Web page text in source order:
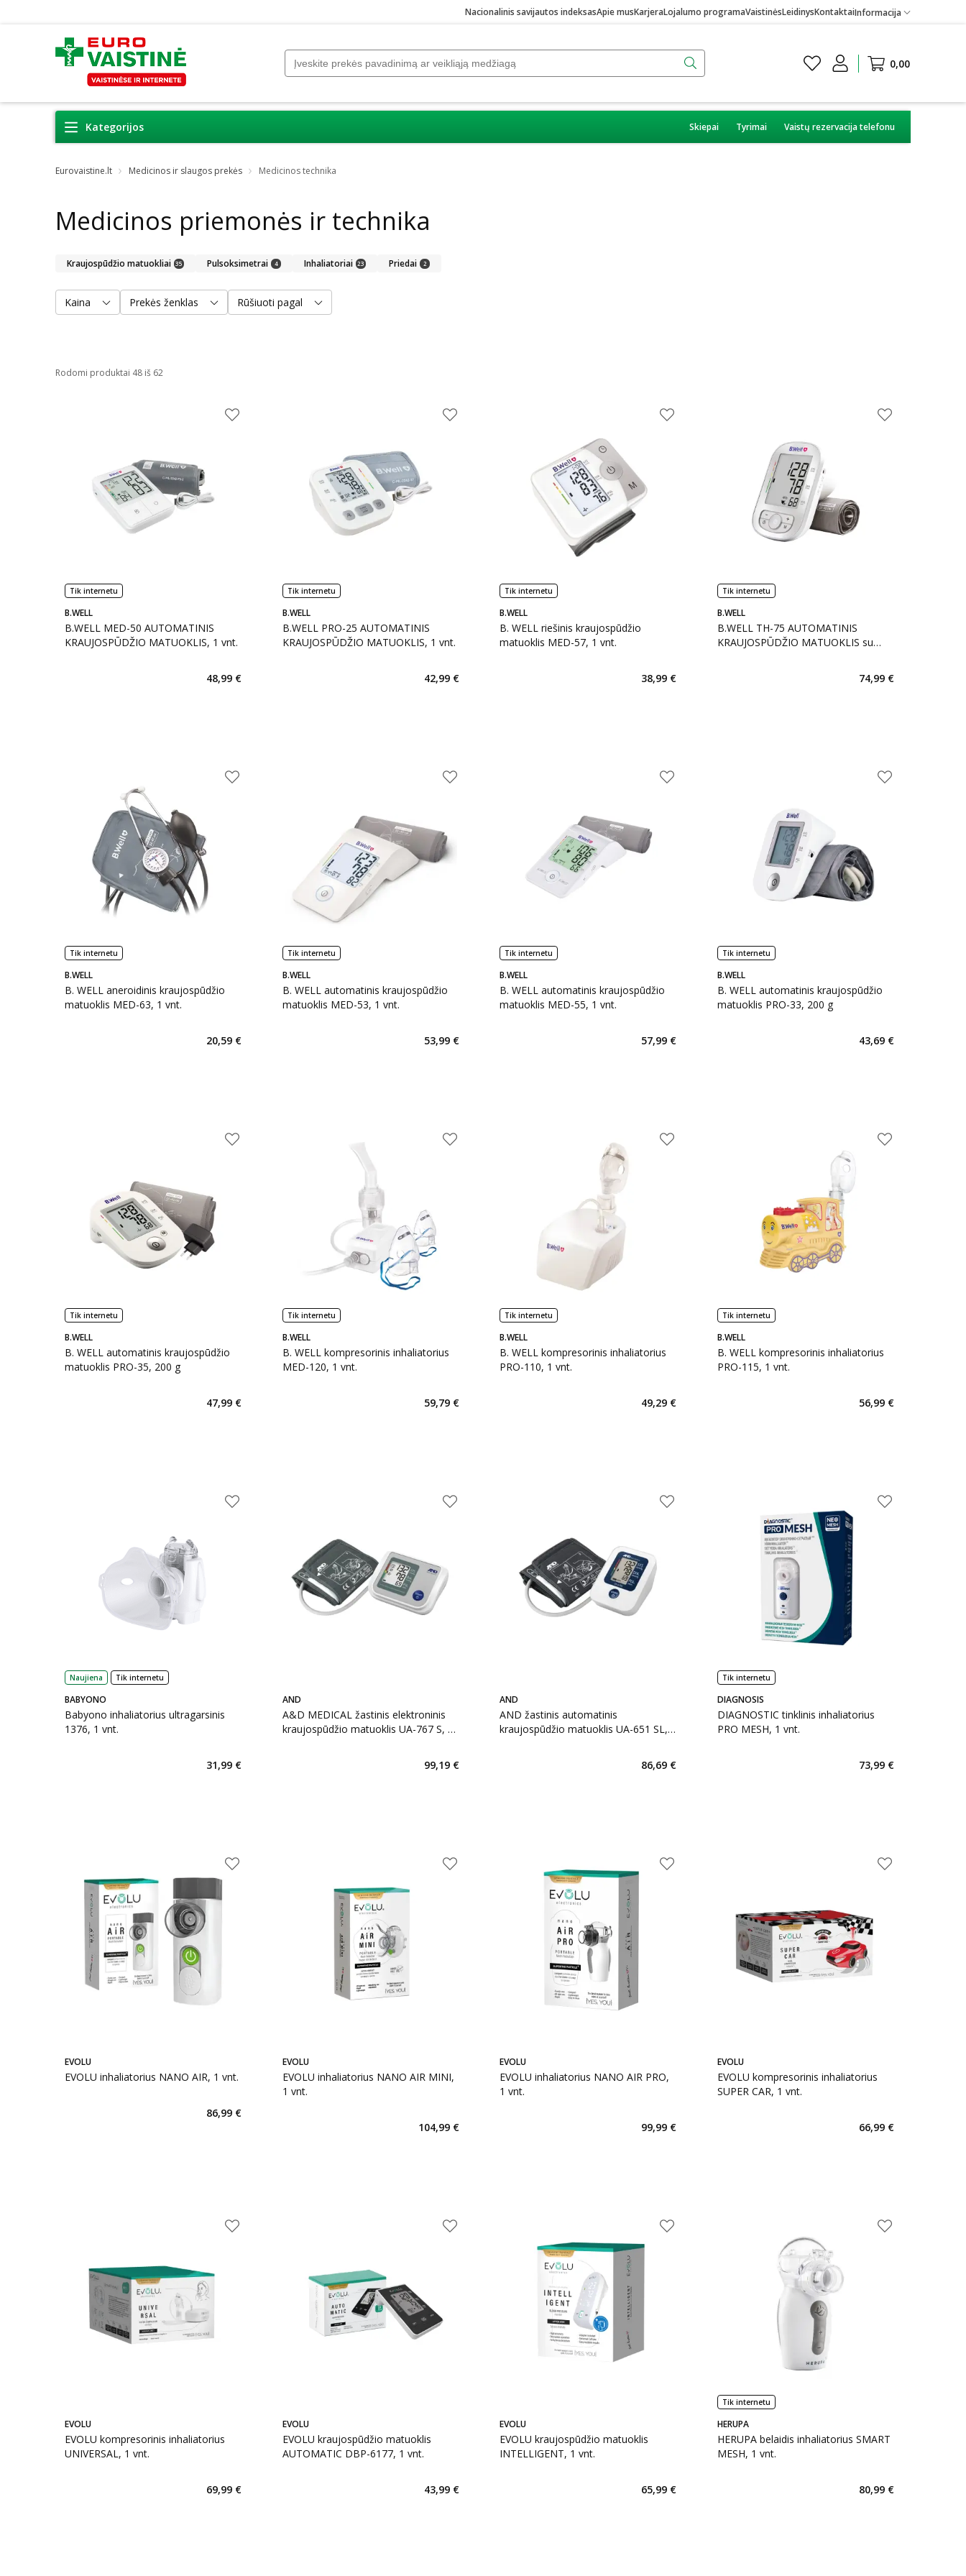
Nacionalinis savijautos indeksasApie musKarjeraLojalumo programaVaistinėsLeidinysKontaktaiInformacija
0,00
Kategorijos Skiepai Tyrimai Vaistų rezervacija telefonu
Eurovaistine.lt Medicinos ir slaugos prekės Medicinos technika
Medicinos priemonės ir technika
Kraujospūdžio matuokliai 35 Pulsoksimetrai 4 Inhaliatoriai 23 Priedai 2
Kaina Prekės ženklas Rūšiuoti pagal
Rodomi produktai 48 iš 62
Tik internetu
B.WELL
B.WELL MED-50 AUTOMATINIS
KRAUJOSPŪDŽIO MATUOKLIS, 1 vnt.
48,99 €
Tik internetu
B.WELL
B.WELL PRO-25 AUTOMATINIS
KRAUJOSPŪDŽIO MATUOKLIS, 1 vnt.
42,99 €
Tik internetu
B.WELL
B. WELL riešinis kraujospūdžio
matuoklis MED-57, 1 vnt.
38,99 €
Tik internetu
B.WELL
B.WELL TH-75 AUTOMATINIS
KRAUJOSPŪDŽIO MATUOKLIS su
74,99 €
Tik internetu
B.WELL
B. WELL aneroidinis kraujospūdžio
matuoklis MED-63, 1 vnt.
20,59 €
Tik internetu
B.WELL
B. WELL automatinis kraujospūdžio
matuoklis MED-53, 1 vnt.
53,99 €
Tik internetu
B.WELL
B. WELL automatinis kraujospūdžio
matuoklis MED-55, 1 vnt.
57,99 €
Tik internetu
B.WELL
B. WELL automatinis kraujospūdžio
matuoklis PRO-33, 200 g
43,69 €
Tik internetu
B.WELL
B. WELL automatinis kraujospūdžio
matuoklis PRO-35, 200 g
47,99 €
Tik internetu
B.WELL
B. WELL kompresorinis inhaliatorius
MED-120, 1 vnt.
59,79 €
Tik internetu
B.WELL
B. WELL kompresorinis inhaliatorius
PRO-110, 1 vnt.
49,29 €
Tik internetu
B.WELL
B. WELL kompresorinis inhaliatorius
PRO-115, 1 vnt.
56,99 €
Naujiena Tik internetu
BABYONO
Babyono inhaliatorius ultragarsinis
1376, 1 vnt.
31,99 €
AND
A&D MEDICAL žastinis elektroninis
kraujospūdžio matuoklis UA-767 S, 1
99,19 €
AND
AND žastinis automatinis
kraujospūdžio matuoklis UA-651 SL,
86,69 €
Tik internetu
DIAGNOSIS
DIAGNOSTIC tinklinis inhaliatorius
PRO MESH, 1 vnt.
73,99 €
EVOLU
EVOLU inhaliatorius NANO AIR, 1 vnt.
86,99 €
EVOLU
EVOLU inhaliatorius NANO AIR MINI,
1 vnt.
104,99 €
EVOLU
EVOLU inhaliatorius NANO AIR PRO,
1 vnt.
99,99 €
EVOLU
EVOLU kompresorinis inhaliatorius
SUPER CAR, 1 vnt.
66,99 €
EVOLU
EVOLU kompresorinis inhaliatorius
UNIVERSAL, 1 vnt.
69,99 €
EVOLU
EVOLU kraujospūdžio matuoklis
AUTOMATIC DBP-6177, 1 vnt.
43,99 €
EVOLU
EVOLU kraujospūdžio matuoklis
INTELLIGENT, 1 vnt.
65,99 €
Tik internetu
HERUPA
HERUPA belaidis inhaliatorius SMART
MESH, 1 vnt.
80,99 €